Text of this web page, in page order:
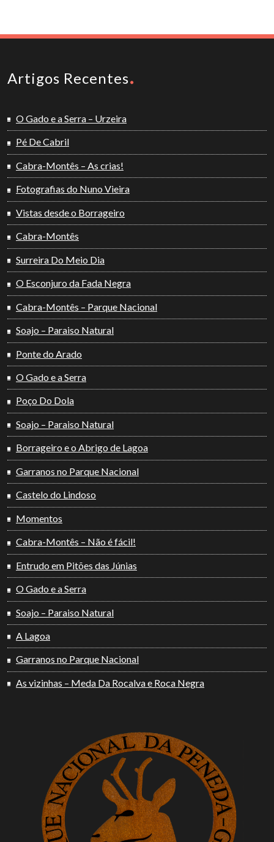
Artigos Recentes
O Gado e a Serra – Urzeira
Pé De Cabril
Cabra-Montês – As crias!
Fotografias do Nuno Vieira
Vistas desde o Borrageiro
Cabra-Montês
Surreira Do Meio Dia
O Esconjuro da Fada Negra
Cabra-Montês – Parque Nacional
Soajo – Paraiso Natural
Ponte do Arado
O Gado e a Serra
Poço Do Dola
Soajo – Paraiso Natural
Borrageiro e o Abrigo de Lagoa
Garranos no Parque Nacional
Castelo do Lindoso
Momentos
Cabra-Montês – Não é fácil!
Entrudo em Pitões das Júnias
O Gado e a Serra
Soajo – Paraiso Natural
A Lagoa
Garranos no Parque Nacional
As vizinhas – Meda Da Rocalva e Roca Negra